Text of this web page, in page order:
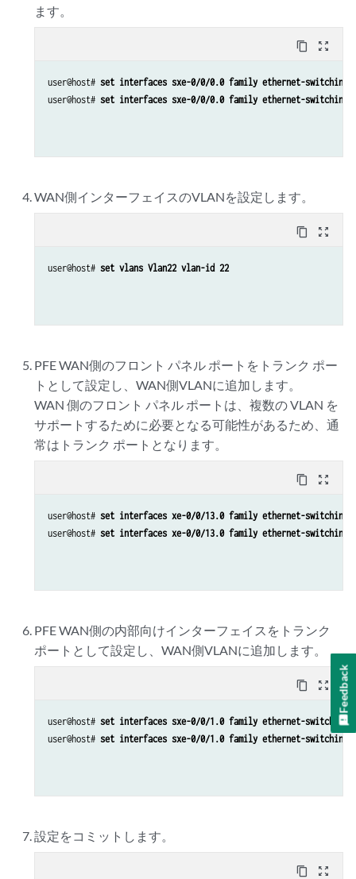
ます。
content_copy zoom_out_map
user@host# set interfaces sxe-0/0/0.0 family ethernet-switching
user@host# set interfaces sxe-0/0/0.0 family ethernet-switching
WAN側インターフェイスのVLANを設定します。
content_copy zoom_out_map
user@host# set vlans Vlan22 vlan-id 22
PFE WAN側のフロント パネル ポートをトランク ポー
トとして設定し、WAN側VLANに追加します。
WAN 側のフロント パネル ポートは、複数の VLAN を
サポートするために必要となる可能性があるため、通
常はトランク ポートとなります。
content_copy zoom_out_map
user@host# set interfaces xe-0/0/13.0 family ethernet-switching
user@host# set interfaces xe-0/0/13.0 family ethernet-switching
PFE WAN側の内部向けインターフェイスをトランク
ポートとして設定し、WAN側VLANに追加します。
content_copy zoom_out_map
user@host# set interfaces sxe-0/0/1.0 family ethernet-switching
user@host# set interfaces sxe-0/0/1.0 family ethernet-switching
設定をコミットします。
content_copy zoom_out_map
Feedback